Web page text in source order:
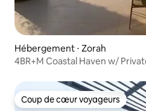
Hébergement ⋅ Zorah
4BR+M Coastal Haven w/
Coup de cœur voyageurs
Coup de cœur voyageurs